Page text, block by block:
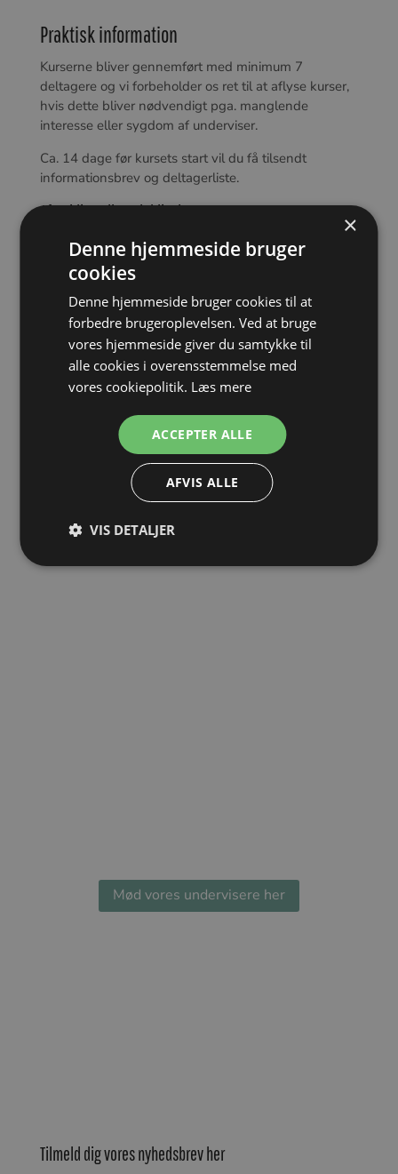
Praktisk information
Kurserne bliver gennemført med minimum 7
deltagere og vi forbeholder os ret til at aflyse kurser,
hvis dette bliver nødvendigt pga. manglende
interesse eller sygdom af underviser.
Ca. 14 dage før kursets start vil du få tilsendt
informationsbrev og deltagerliste.
Afmelding eller udeblivelse
Hvis du er nødt til at melde afbud til et kursus, beder
vi dig give os besked snarest muligt. Ved framelding
senere end 14 dage før kursusopstart, refunderes
kursusbeløbet ikke. Det gælder også ved sygdom.
Meldes der afbud tidligere end de 14 dage
refunderes 75% af kursusbeløbet.
Spørgsmål til et kursus eller din kursustilmelding er
Send en e-mail til
lch@smykkekursus.dkeller ring på
nummer +45 7464 7628 mandag-torsdag mellem kl.
08.15 – 15.45 og fredag mellem kl. 08.15 – 14.45.
Mød vores undervisere her
Tilmeld dig vores nyhedsbrev her
×
Denne hjemmeside bruger
cookies
Denne hjemmeside bruger cookies til at
forbedre brugeroplevelsen. Ved at bruge
vores hjemmeside giver du samtykke til
alle cookies i overensstemmelse med
vores cookiepolitik. Læs mere
ACCEPTER ALLE
AFVIS ALLE
VIS DETALJER